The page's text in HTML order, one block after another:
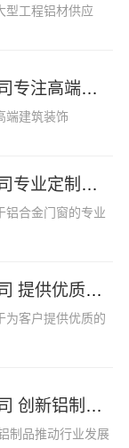
型工程铝材供应
嘉兴吉康铝业有限公司专注高端建筑装饰
端建筑装饰
嘉兴吉康铝业有限公司专业定制各类铝合金门窗
铝合金门窗的专业
嘉兴吉康铝业有限公司 提供优质吊顶解决方案
为客户提供优质的
嘉兴吉康铝业有限公司 创新铝制品推动行业发展
制品推动行业发展